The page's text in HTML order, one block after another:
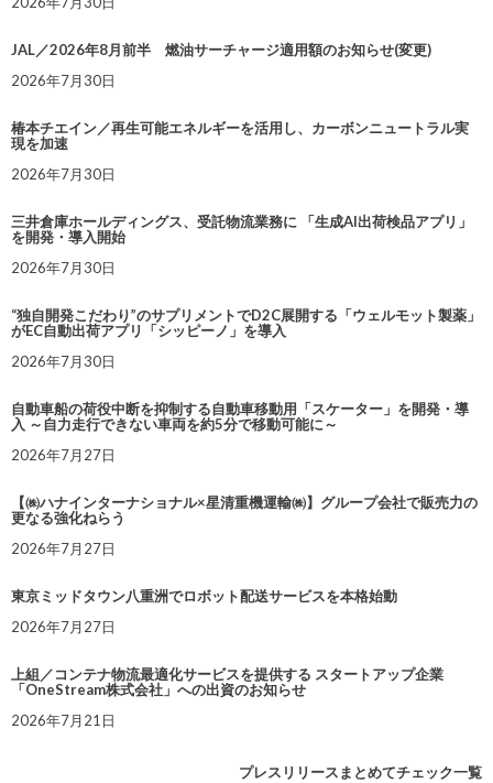
JAL／2026年8月前半 燃油サーチャージ適用額のお知らせ(変更)
2026年7月30日
椿本チエイン／再生可能エネルギーを活用し、カーボンニュートラル実
現を加速
2026年7月30日
三井倉庫ホールディングス、受託物流業務に 「生成AI出荷検品アプリ」
を開発・導入開始
2026年7月30日
“独自開発こだわり”のサプリメントでD2C展開する「ウェルモット製薬」
がEC自動出荷アプリ「シッピーノ」を導入
2026年7月30日
自動車船の荷役中断を抑制する自動車移動用「スケーター」を開発・導
入 ～自力走行できない車両を約5分で移動可能に～
2026年7月27日
【㈱ハナインターナショナル×星清重機運輸㈱】グループ会社で販売力の
更なる強化ねらう
2026年7月27日
東京ミッドタウン八重洲でロボット配送サービスを本格始動
2026年7月27日
上組／コンテナ物流最適化サービスを提供する スタートアップ企業
「OneStream株式会社」への出資のお知らせ
2026年7月21日
プレスリリースまとめてチェック一覧